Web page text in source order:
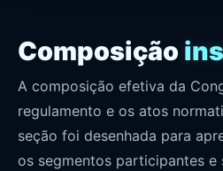
Composição
A composição efetiva da
regulamento e os atos
seção foi desenhada para
os segmentos participantes e